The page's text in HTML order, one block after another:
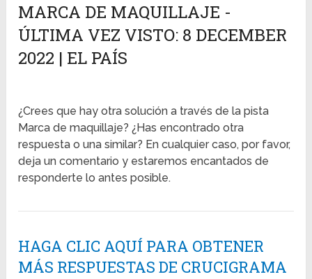
MARCA DE MAQUILLAJE -
ÚLTIMA VEZ VISTO: 8 DECEMBER
2022 | EL PAÍS
¿Crees que hay otra solución a través de la pista
Marca de maquillaje? ¿Has encontrado otra
respuesta o una similar? En cualquier caso, por favor,
deja un comentario y estaremos encantados de
responderte lo antes posible.
HAGA CLIC AQUÍ PARA OBTENER
MÁS RESPUESTAS DE CRUCIGRAMA